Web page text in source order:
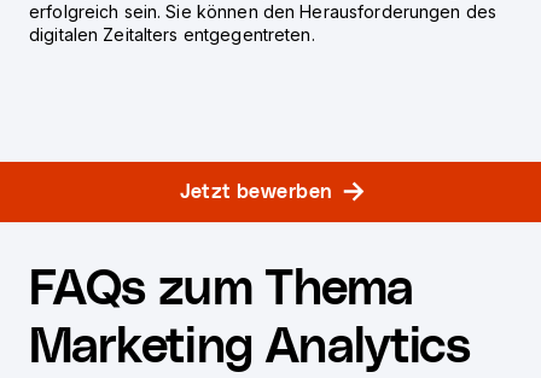
erfolgreich sein. Sie können den Herausforderungen des
digitalen Zeitalters entgegentreten.
Jetzt bewerben
FAQs zum Thema
Marketing Analytics